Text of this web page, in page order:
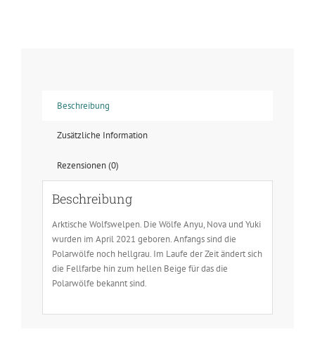
Beschreibung
Zusätzliche Information
Rezensionen (0)
Beschreibung
Arktische Wolfswelpen. Die Wölfe Anyu, Nova und Yuki
wurden im April 2021 geboren. Anfangs sind die
Polarwölfe noch hellgrau. Im Laufe der Zeit ändert sich
die Fellfarbe hin zum hellen Beige für das die
Polarwölfe bekannt sind.